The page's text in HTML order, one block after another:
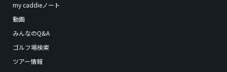
my caddieノート
動画
みんなのQ&A
ゴルフ場検索
ツアー情報